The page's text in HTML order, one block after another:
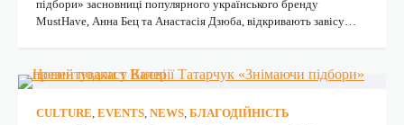
підбори» засновниці популярного українського бренду
MustHave, Анна Бец та Анастасія Дзюба, відкривають завісу…
CULTURE, EVENTS, NEWS, БЛАГОДІЙНІСТЬ